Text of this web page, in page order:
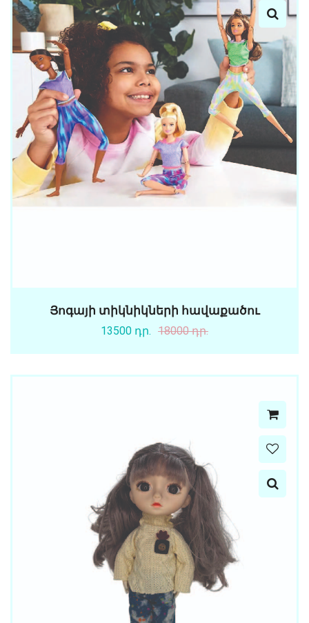
Յոգայի տիկնիկների հավաքածու
13500 դր. 18000 դր.